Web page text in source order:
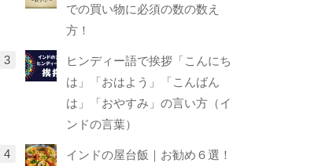
での買い物に必須の数の数え
方！
ヒンディー語で挨拶「こんにち
は」「おはよう」「こんばん
は」「おやすみ」の言い方（イ
ンドの言葉）
インドの屋台飯｜お勧め６選！